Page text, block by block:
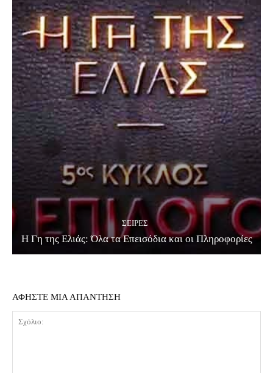
ΣΕΙΡΈΣ
Η Γη της Ελιάς: Όλα τα Επεισόδια και οι Πληροφορίες
ΑΦΗΣΤΕ ΜΙΑ ΑΠΑΝΤΗΣΗ